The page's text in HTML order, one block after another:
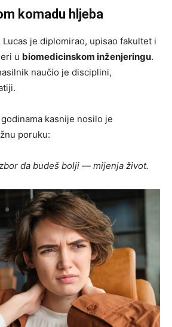
komadu hljeba
je diplomirao, upisao fakultet i
u biomedicinskom inženjeringu.
naučio je disciplini,
kasnije nosilo je
poruku:
da budeš bolji — mijenja život.